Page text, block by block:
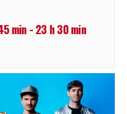
min -23 h 30 min